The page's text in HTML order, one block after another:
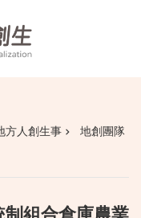
方人創生事 地創團隊